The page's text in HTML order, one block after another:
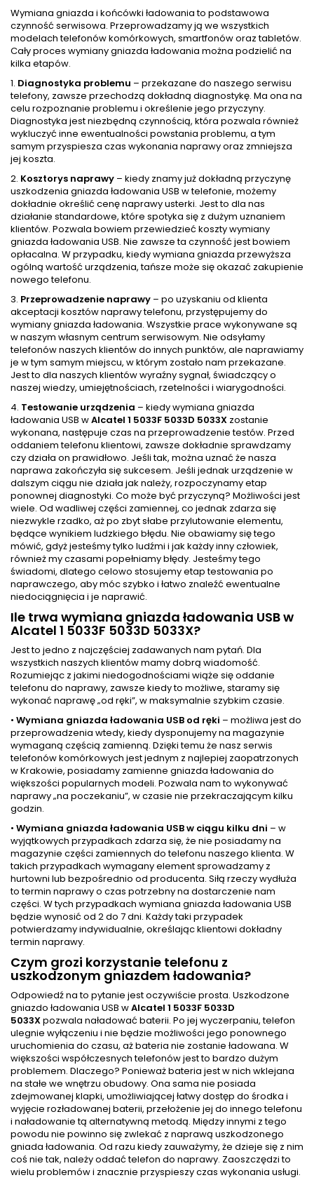
Wymiana gniazda i końcówki ładowania to podstawowa
czynność serwisowa. Przeprowadzamy ją we wszystkich
modelach telefonów komórkowych, smartfonów oraz tabletów.
Cały proces wymiany gniazda ładowania można podzielić na
kilka etapów.
1. Diagnostyka problemu – przekazane do naszego serwisu
telefony, zawsze przechodzą dokładną diagnostykę. Ma ona na
celu rozpoznanie problemu i określenie jego przyczyny.
Diagnostyka jest niezbędną czynnością, która pozwala również
wykluczyć inne ewentualności powstania problemu, a tym
samym przyspiesza czas wykonania naprawy oraz zmniejsza
jej koszta.
2. Kosztorys naprawy – kiedy znamy już dokładną przyczynę
uszkodzenia gniazda ładowania USB w telefonie, możemy
dokładnie określić cenę naprawy usterki. Jest to dla nas
działanie standardowe, które spotyka się z dużym uznaniem
klientów. Pozwala bowiem przewiedzieć koszty wymiany
gniazda ładowania USB. Nie zawsze ta czynność jest bowiem
opłacalna. W przypadku, kiedy wymiana gniazda przewyższa
ogólną wartość urządzenia, tańsze może się okazać zakupienie
nowego telefonu.
3. Przeprowadzenie naprawy – po uzyskaniu od klienta
akceptacji kosztów naprawy telefonu, przystępujemy do
wymiany gniazda ładowania. Wszystkie prace wykonywane są
w naszym własnym centrum serwisowym. Nie odsyłamy
telefonów naszych klientów do innych punktów, ale naprawiamy
je w tym samym miejscu, w którym zostało nam przekazane.
Jest to dla naszych klientów wyraźny sygnał, świadczący o
naszej wiedzy, umiejętnościach, rzetelności i wiarygodności.
4. Testowanie urządzenia – kiedy wymiana gniazda
ładowania USB wAlcatel 1 5033F 5033D 5033X zostanie
wykonana, następuje czas na przeprowadzenie testów. Przed
oddaniem telefonu klientowi, zawsze dokładnie sprawdzamy
czy działa on prawidłowo. Jeśli tak, można uznać że nasza
naprawa zakończyła się sukcesem. Jeśli jednak urządzenie w
dalszym ciągu nie działa jak należy, rozpoczynamy etap
ponownej diagnostyki. Co może być przyczyną? Możliwości jest
wiele. Od wadliwej części zamiennej, co jednak zdarza się
niezwykle rzadko, aż po zbyt słabe przylutowanie elementu,
będące wynikiem ludzkiego błędu. Nie obawiamy się tego
mówić, gdyż jesteśmy tylko ludźmi i jak każdy inny człowiek,
również my czasami popełniamy błędy. Jesteśmy tego
świadomi, dlatego celowo stosujemy etap testowania po
naprawczego, aby móc szybko i łatwo znaleźć ewentualne
niedociągnięcia i je naprawić.
Ile trwa wymiana gniazda ładowania USB w
Alcatel 1 5033F 5033D 5033X?
Jest to jedno z najczęściej zadawanych nam pytań. Dla
wszystkich naszych klientów mamy dobrą wiadomość.
Rozumiejąc z jakimi niedogodnościami wiąże się oddanie
telefonu do naprawy, zawsze kiedy to możliwe, staramy się
wykonać naprawę „od ręki”, w maksymalnie szybkim czasie.
• Wymiana gniazda ładowania USB od ręki – możliwa jest do
przeprowadzenia wtedy, kiedy dysponujemy na magazynie
wymaganą częścią zamienną. Dzięki temu że nasz serwis
telefonów komórkowych jest jednym z najlepiej zaopatrzonych
w Krakowie, posiadamy zamienne gniazda ładowania do
większości popularnych modeli. Pozwala nam to wykonywać
naprawy „na poczekaniu”, w czasie nie przekraczającym kilku
godzin.
• Wymiana gniazda ładowania USB w ciągu kilku dni – w
wyjątkowych przypadkach zdarza się, że nie posiadamy na
magazynie części zamiennych do telefonu naszego klienta. W
takich przypadkach wymagany element sprowadzamy z
hurtowni lub bezpośrednio od producenta. Siłą rzeczy wydłuża
to termin naprawy o czas potrzebny na dostarczenie nam
części. W tych przypadkach wymiana gniazda ładowania USB
będzie wynosić od 2 do 7 dni. Każdy taki przypadek
potwierdzamy indywidualnie, określając klientowi dokładny
termin naprawy.
Czym grozi korzystanie telefonu z
uszkodzonym gniazdem ładowania?
Odpowiedź na to pytanie jest oczywiście prosta. Uszkodzone
gniazdo ładowania USB wAlcatel 1 5033F 5033D
5033Xpozwala naładować baterii. Po jej wyczerpaniu, telefon
ulegnie wyłączeniu i nie będzie możliwości jego ponownego
uruchomienia do czasu, aż bateria nie zostanie ładowana. W
większości współczesnych telefonów jest to bardzo dużym
problemem. Dlaczego? Ponieważ bateria jest w nich wklejana
na stałe we wnętrzu obudowy. Ona sama nie posiada
zdejmowanej klapki, umożliwiającej łatwy dostęp do środka i
wyjęcie rozładowanej baterii, przełożenie jej do innego telefonu
i naładowanie tą alternatywną metodą. Między innymi z tego
powodu nie powinno się zwlekać z naprawą uszkodzonego
gniada ładowania. Od razu kiedy zauważymy, że dzieje się z nim
coś nie tak, należy oddać telefon do naprawy. Zaoszczędzi to
wielu problemów i znacznie przyspieszy czas wykonania usługi.